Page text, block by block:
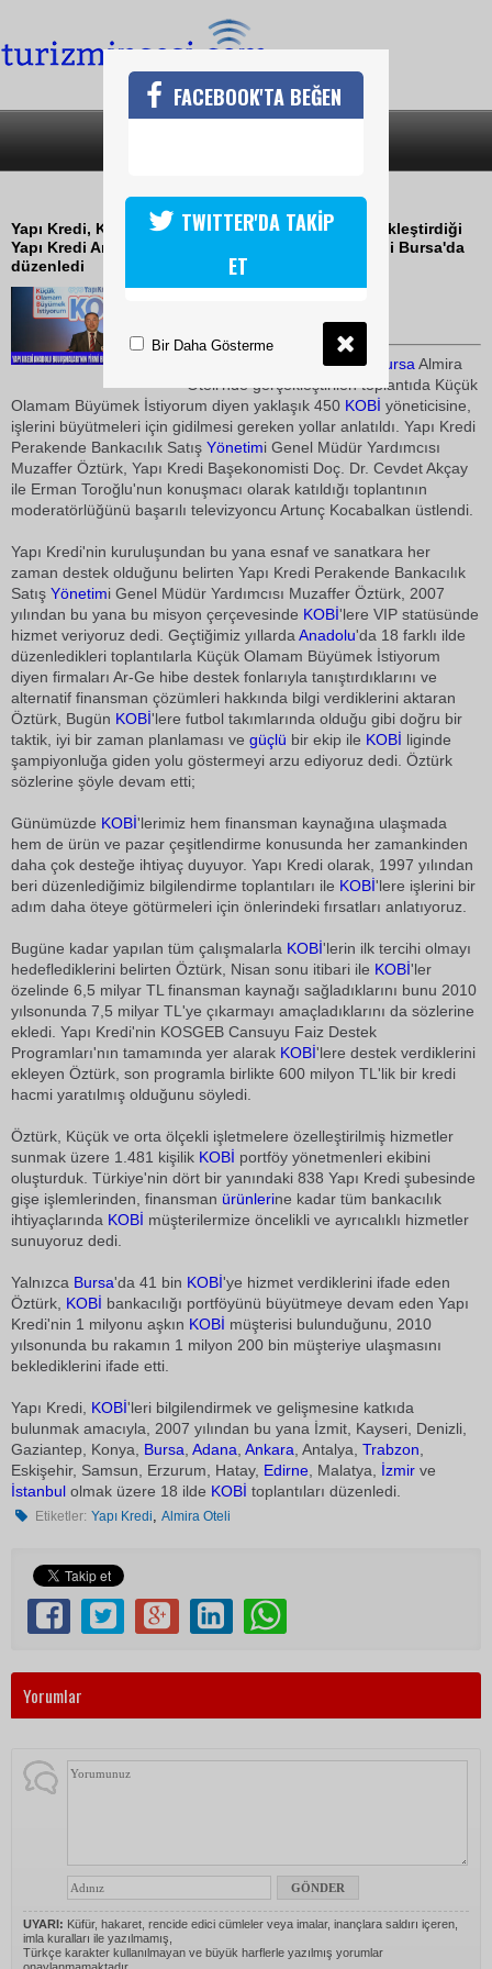
YKB 21. ANADOLU BULUŞMASI
Yapı Kredi, KOBİ'leri bilgilendirmek amacıyla gerçekleştirdiği
Yapı Kredi Anadolu Buluşmaları'nın yirmi birincisini Bursa'da
düzenledi
2 Haziran Çarşamba günü Bursa Almira
Oteli'nde gerçekleştirilen toplantıda Küçük
Olamam Büyümek İstiyorum diyen yaklaşık 450 KOBİ yöneticisine,
işlerini büyütmeleri için gidilmesi gereken yollar anlatıldı. Yapı Kredi
Perakende Bankacılık Satış Yönetimi Genel Müdür Yardımcısı
Muzaffer Öztürk, Yapı Kredi Başekonomisti Doç. Dr. Cevdet Akçay
ile Erman Toroğlu'nun konuşmacı olarak katıldığı toplantının
moderatörlüğünü başarılı televizyoncu Artunç Kocabalkan üstlendi.
Yapı Kredi'nin kuruluşundan bu yana esnaf ve sanatkara her
zaman destek olduğunu belirten Yapı Kredi Perakende Bankacılık
Satış Yönetimi Genel Müdür Yardımcısı Muzaffer Öztürk, 2007
yılından bu yana bu misyon çerçevesinde KOBİ'lere VIP statüsünde
hizmet veriyoruz dedi. Geçtiğimiz yıllarda Anadolu'da 18 farklı ilde
düzenledikleri toplantılarla Küçük Olamam Büyümek İstiyorum
diyen firmaları Ar-Ge hibe destek fonlarıyla tanıştırdıklarını ve
alternatif finansman çözümleri hakkında bilgi verdiklerini aktaran
Öztürk, Bugün KOBİ'lere futbol takımlarında olduğu gibi doğru bir
taktik, iyi bir zaman planlaması ve güçlü bir ekip ile KOBİ liginde
şampiyonluğa giden yolu göstermeyi arzu ediyoruz dedi. Öztürk
sözlerine şöyle devam etti;
Günümüzde KOBİ'lerimiz hem finansman kaynağına ulaşmada
hem de ürün ve pazar çeşitlendirme konusunda her zamankinden
daha çok desteğe ihtiyaç duyuyor. Yapı Kredi olarak, 1997 yılından
beri düzenlediğimiz bilgilendirme toplantıları ile KOBİ'lere işlerini bir
adım daha öteye götürmeleri için önlerindeki fırsatları anlatıyoruz.
Bugüne kadar yapılan tüm çalışmalarla KOBİ'lerin ilk tercihi olmayı
hedeflediklerini belirten Öztürk, Nisan sonu itibari ile KOBİ'ler
özelinde 6,5 milyar TL finansman kaynağı sağladıklarını bunu 2010
yılsonunda 7,5 milyar TL'ye çıkarmayı amaçladıklarını da sözlerine
ekledi. Yapı Kredi'nin KOSGEB Cansuyu Faiz Destek
Programları'nın tamamında yer alarak KOBİ'lere destek verdiklerini
ekleyen Öztürk, son programla birlikte 600 milyon TL'lik bir kredi
hacmi yaratılmış olduğunu söyledi.
Öztürk, Küçük ve orta ölçekli işletmelere özelleştirilmiş hizmetler
sunmak üzere 1.481 kişilik KOBİ portföy yönetmenleri ekibini
oluşturduk. Türkiye'nin dört bir yanındaki 838 Yapı Kredi şubesinde
gişe işlemlerinden, finansman ürünlerine kadar tüm bankacılık
ihtiyaçlarında KOBİ müşterilermize öncelikli ve ayrıcalıklı hizmetler
sunuyoruz dedi.
Yalnızca Bursa'da 41 bin KOBİ'ye hizmet verdiklerini ifade eden
Öztürk, KOBİ bankacılığı portföyünü büyütmeye devam eden Yapı
Kredi'nin 1 milyonu aşkın KOBİ müşterisi bulunduğunu, 2010
yılsonunda bu rakamın 1 milyon 200 bin müşteriye ulaşmasını
beklediklerini ifade etti.
Yapı Kredi, KOBİ'leri bilgilendirmek ve gelişmesine katkıda
bulunmak amacıyla, 2007 yılından bu yana İzmit, Kayseri, Denizli,
Gaziantep, Konya, Bursa Adana Ankara , Antalya, Trabzon
Eskişehir, Samsun, Erzurum, Hatay, Edirne , Malatya, İzmir ve
İstanbul olmak üzere 18 ilde KOBİ toplantıları düzenledi.
Etiketler: Yapı Kredi,Almira Oteli
Yorumlar
UYARI: Küfür, hakaret, rencide edici cümleler veya imalar, inançlara saldırı içeren,
imla kuralları ile yazılmamış,
Türkçe karakter kullanılmayan ve büyük harflerle yazılmış yorumlar
FACEBOOK'TA BEĞEN
TWITTER'DA TAKİP
ET
Bir Daha Gösterme